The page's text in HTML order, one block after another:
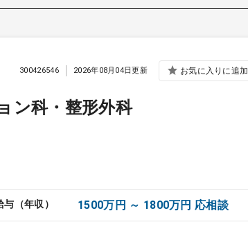
ン科・整形外科
300426546 2026年08月04日更新 お気に入りに追加
与（年収） 1500万円 ～ 1800万円 応相談